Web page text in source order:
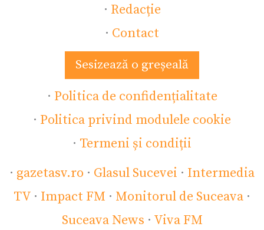
· Redacție
· Contact
Sesizează o greșeală
· Politica de confidențialitate
· Politica privind modulele cookie
· Termeni și condiții
· gazetasv.ro · Glasul Sucevei · Intermedia
TV · Impact FM · Monitorul de Suceava ·
Suceava News · Viva FM